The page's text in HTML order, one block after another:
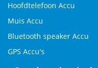
Hoofdtelefoon Accu
Muis Accu
Bluetooth speaker Accu
GPS Accu's